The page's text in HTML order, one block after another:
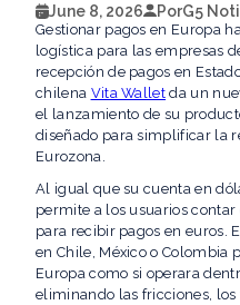
June 8, 2026 PorG5
Gestionar pagos en Europa
logística para las empresas
recepción de pagos en
chilena Vita Wallet da un
el lanzamiento de su
diseñado para simplificar la
Eurozona.
Al igual que su cuenta en
permite a los usuarios
para recibir pagos en euros.
en Chile, México o Colombia
Europa como si operara
eliminando las fricciones, los